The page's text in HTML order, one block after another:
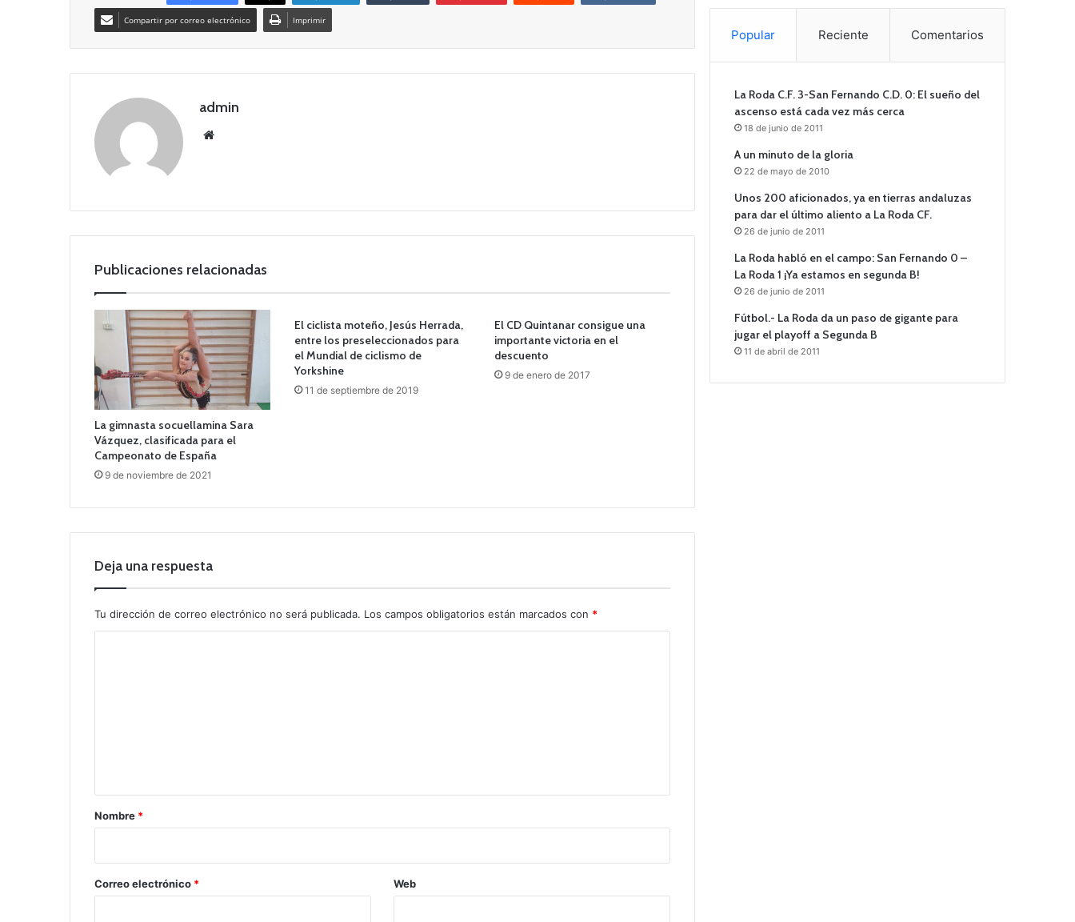
Compartir por correo electrónico Imprimir
admin
Publicaciones relacionadas
La gimnasta socuellamina Sara
Vázquez, clasificada para el
Campeonato de España
9 de noviembre de 2021
El ciclista moteño, Jesús Herrada,
entre los preseleccionados para
el Mundial de ciclismo de
Yorkshine
11 de septiembre de 2019
El CD Quintanar consigue una
importante victoria en el
descuento
9 de enero de 2017
Deja una respuesta
Tu dirección de correo electrónico no será publicada. Los campos obligatorios están marcados con *
r
*
Nombre *
Correo electrónico * Web
Popular Reciente Comentarios
La Roda C.F. 3-San Fernando C.D. 0: El sueño del
ascenso está cada vez más cerca
18 de junio de 2011
A un minuto de la gloria
22 de mayo de 2010
Unos 200 aficionados, ya en tierras andaluzas
para dar el último aliento a La Roda CF.
26 de junio de 2011
La Roda habló en el campo: San Fernando 0 –
La Roda 1 ¡Ya estamos en segunda B!
26 de junio de 2011
Fútbol.- La Roda da un paso de gigante para
jugar el playoff a Segunda B
11 de abril de 2011